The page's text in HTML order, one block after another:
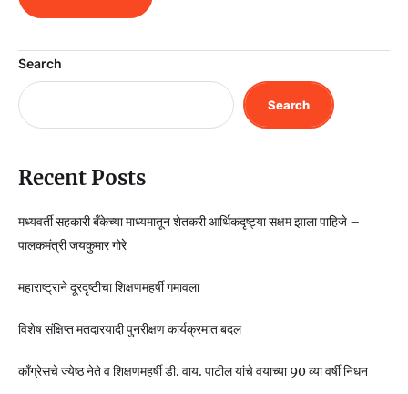
Search
Search
Recent Posts
मध्यवर्ती सहकारी बँकेच्या माध्यमातून शेतकरी आर्थिकदृष्ट्या सक्षम झाला पाहिजे –
पालकमंत्री जयकुमार गोरे
महाराष्ट्राने दूरदृष्टीचा शिक्षणमहर्षी गमावला
विशेष संक्षिप्त मतदारयादी पुनरीक्षण कार्यक्रमात बदल
काँग्रेसचे ज्येष्ठ नेते व शिक्षणमहर्षी डी. वाय. पाटील यांचे वयाच्या 90 व्या वर्षी निधन